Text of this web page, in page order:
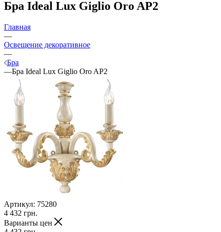
Бра Ideal Lux Giglio Oro AP2
Главная
—
Освещение декоративное
—
Бра
—Бра Ideal Lux Giglio Oro AP2
Артикул: 75280
4 432 грн.
Варианты цен